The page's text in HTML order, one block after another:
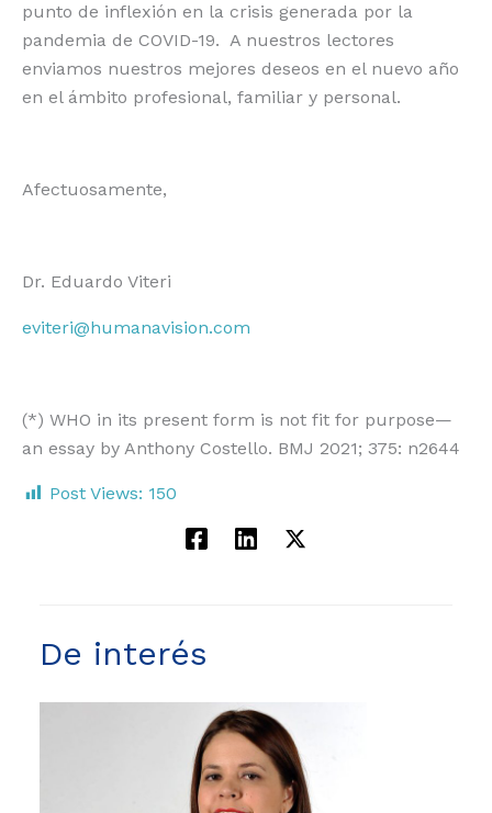
punto de inflexión en la crisis generada por la
pandemia de COVID-19. A nuestros lectores
enviamos nuestros mejores deseos en el nuevo año
en el ámbito profesional, familiar y personal.
Afectuosamente,
Dr. Eduardo Viteri
eviteri@humanavision.com
(*) WHO in its present form is not fit for purpose—
an essay by Anthony Costello. BMJ 2021; 375: n2644
Post Views: 150
De interés